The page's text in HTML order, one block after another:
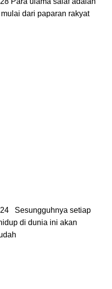
dari paparan rakyat
Sesungguhnya setiap
di dunia ini akan